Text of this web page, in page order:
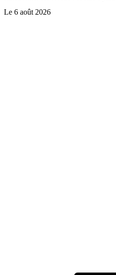
Le 6 août 2026